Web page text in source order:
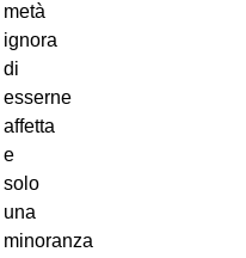
metà
ignora
di
esserne
affetta
e
solo
una
minoranza